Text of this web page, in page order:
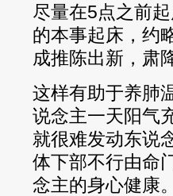
尽量在5点之前
的本事起床，约
成推陈出新，肃
这样有助于养肺
说念主一天阳气
就很难发动东说
体下部不行由命
念主的身心健康。